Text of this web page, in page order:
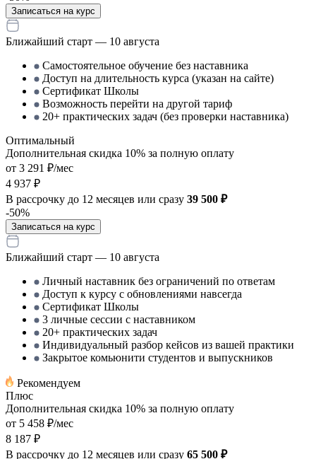
Записаться на курс
Ближайший старт — 10 августа
Самостоятельное обучение без наставника
Доступ на длительность курса (указан на сайте)
Сертификат Школы
Возможность перейти на другой тариф
20+ практических задач (без проверки наставника)
Оптимальный
Дополнительная скидка 10% за полную оплату
от 3 291 ₽/мес
4 937 ₽
В рассрочку до 12 месяцев или сразу 39 500 ₽
-50%
Записаться на курс
Ближайший старт — 10 августа
Личный наставник без ограничений по ответам
Доступ к курсу с обновлениями навсегда
Сертификат Школы
3 личные сессии с наставником
20+ практических задач
Индивидуальный разбор кейсов из вашей практики
Закрытое комьюнити студентов и выпускников
Рекомендуем
Плюс
Дополнительная скидка 10% за полную оплату
от 5 458 ₽/мес
8 187 ₽
В рассрочку до 12 месяцев или сразу 65 500 ₽